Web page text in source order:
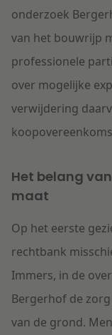
onderzoek
van het bouwrijp
professionele
over mogelijke
verwijdering
Het belang
maat
Op het eerste
rechtbank
Immers, in de
Bergerhof de
van de grond.